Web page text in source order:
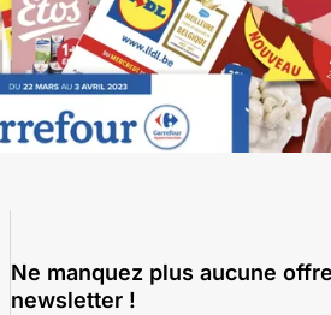
Ne manquez plus aucune
newsletter !